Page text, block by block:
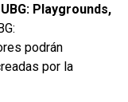
SEGA
a Smart
de Infernal
una antigua
(El
más fuerte que
Playgrounds,
podrán
por la